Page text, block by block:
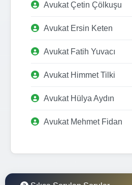
Avukat Çetin Çölkuşu
Avukat Ersin Keten
Avukat Fatih Yuvacı
Avukat Himmet Tilki
Avukat Hülya Aydın
Avukat Mehmet Fidan